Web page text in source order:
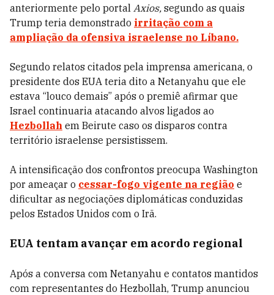
anteriormente pelo portal Axios, segundo as quais
Trump teria demonstrado irritação com a
ampliação da ofensiva israelense no Líbano.
Segundo relatos citados pela imprensa americana, o
presidente dos EUA teria dito a Netanyahu que ele
estava “louco demais” após o premiê afirmar que
Israel continuaria atacando alvos ligados ao
Hezbollah em Beirute caso os disparos contra
território israelense persistissem.
A intensificação dos confrontos preocupa Washington
por ameaçar o cessar-fogo vigente na região e
dificultar as negociações diplomáticas conduzidas
pelos Estados Unidos com o Irã.
EUA tentam avançar em acordo regional
Após a conversa com Netanyahu e contatos mantidos
com representantes do Hezbollah, Trump anunciou